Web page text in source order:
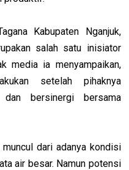
Kabupaten Nganjuk,
salah satu inisiator
media ia menyampaikan,
setelah pihaknya
dan bersinergi bersama
dari adanya kondisi
air besar. Namun potensi